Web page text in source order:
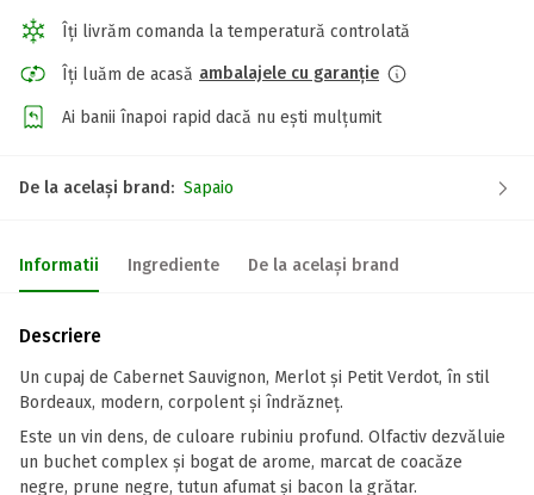
Îți livrăm comanda la temperatură controlată
Îți luăm de acasă ambalajele cu garanție
Ai banii înapoi rapid dacă nu ești mulțumit
De la același brand: Sapaio
Informatii Ingrediente De la același brand
Descriere
Un cupaj de Cabernet Sauvignon, Merlot și Petit Verdot, în stil
Bordeaux, modern, corpolent și îndrăzneț.
Este un vin dens, de culoare rubiniu profund. Olfactiv dezvăluie
un buchet complex și bogat de arome, marcat de coacăze
negre, prune negre, tutun afumat și bacon la grătar.